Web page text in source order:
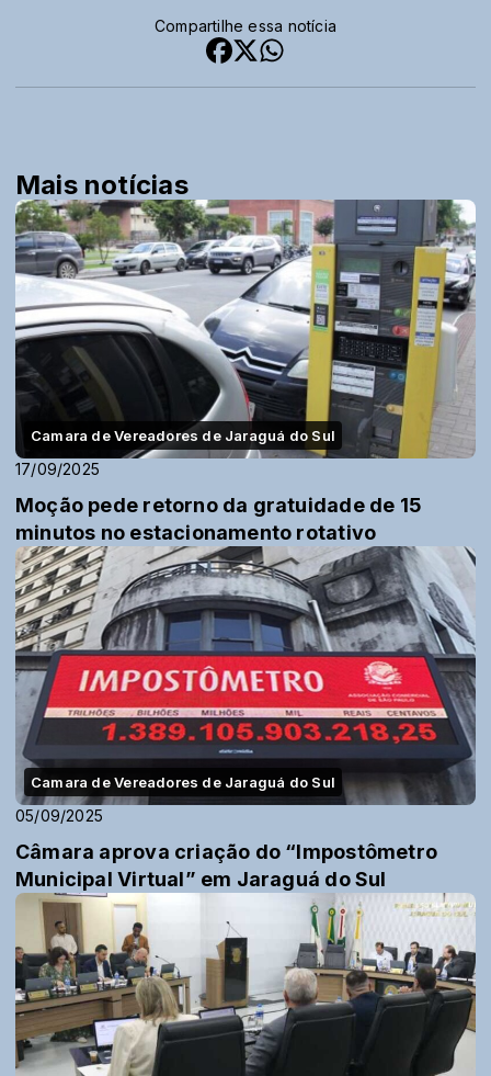
Compartilhe essa notícia
Mais notícias
Camara de Vereadores de Jaraguá do Sul
17/09/2025
Moção pede retorno da gratuidade de 15
minutos no estacionamento rotativo
Camara de Vereadores de Jaraguá do Sul
05/09/2025
Câmara aprova criação do “Impostômetro
Municipal Virtual” em Jaraguá do Sul